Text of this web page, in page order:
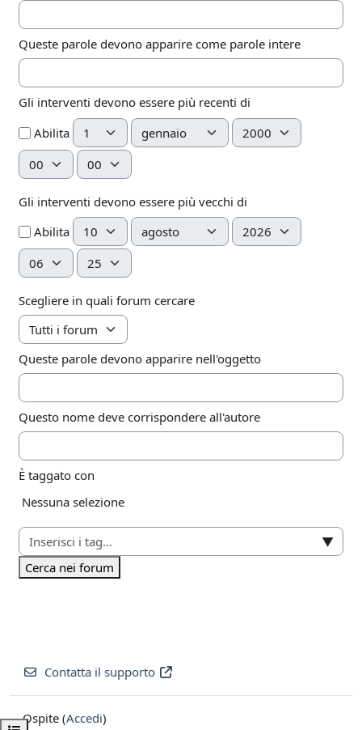
Queste parole devono apparire come parole intere
Gli interventi devono essere più recenti di
Abilita Giorno Mese
Anno
Ora
Minuto
Gli interventi devono essere più vecchi di
Abilita Giorno Mese
Anno
Ora
Minuto
Scegliere in quali forum cercare
Queste parole devono apparire nell'oggetto
Questo nome deve corrispondere all'autore
È taggato con
Elementi selezionati:
Nessuna selezione
▼
Cerca nei forum
Contatta il supporto
Ospite (Accedi)